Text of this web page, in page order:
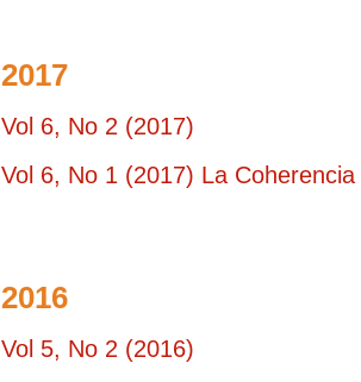
2017
Vol 6, No 2 (2017)
Vol 6, No 1 (2017) La
2016
Vol 5, No 2 (2016)